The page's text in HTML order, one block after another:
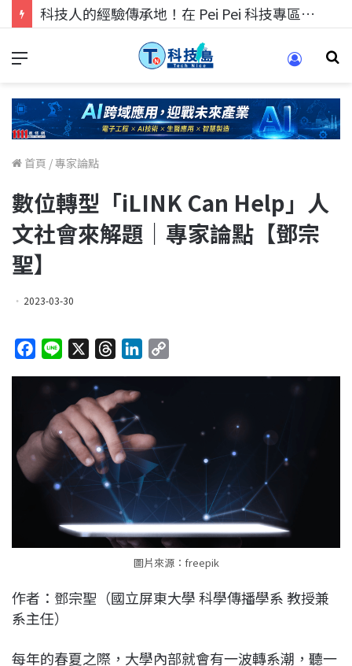
科技人的經驗傳承地！在 Pei Pei 科技專區，與學弟妹交流最硬核的技術
首頁 /專家論點
數位轉型「iLINK Can Help」人
文社會來解題｜專家論點【鄧宗
聖】
2023-03-30
b
o
o
e
r
e
a
d
s
e
d
I
i
n
圖片來源：freepik
作者：鄧宗聖（國立屏東大學 科學傳播學系 教授兼
系主任​）
每年的春夏之際，大學內部就會有一波轉系潮，聽一